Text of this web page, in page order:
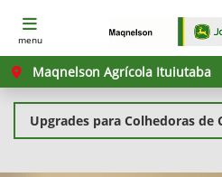
menu
Maqnelson Agrícola Ituiutaba
Upgrades para Colhedoras de